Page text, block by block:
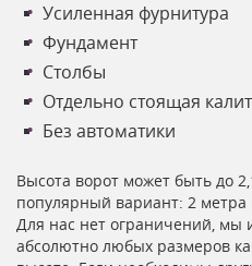
Усиленная фурнитура
Фундамент
Столбы
Отдельно стоящая
Без автоматики
Высота ворот может быть до
популярный вариант: 2 метра
Для нас нет ограничений, мы
абсолютно любых размеров